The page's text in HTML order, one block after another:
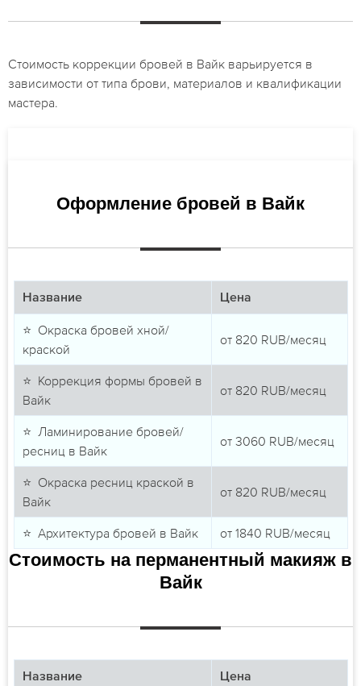
Стоимость коррекции бровей в Вайк варьируется в
зависимости от типа брови, материалов и квалификации
мастера.
Оформление бровей в Вайк
Название Цена
⭐ Окраска бровей хной/
краской
от 820 RUB/месяц
⭐ Коррекция формы бровей в
Вайк
от 820 RUB/месяц
⭐ Ламинирование бровей/
ресниц в Вайк
от 3060 RUB/месяц
⭐ Окраска ресниц краской в
Вайк
от 820 RUB/месяц
⭐ Архитектура бровей в Вайк от 1840 RUB/месяц
Стоимость на перманентный макияж в
Вайк
Название Цена